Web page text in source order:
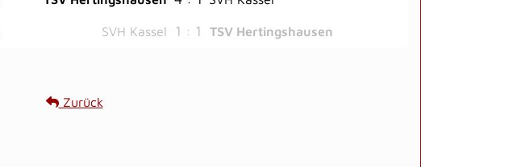
SVH Kassel 1 : 1 TSV Hertingshausen
Zurück